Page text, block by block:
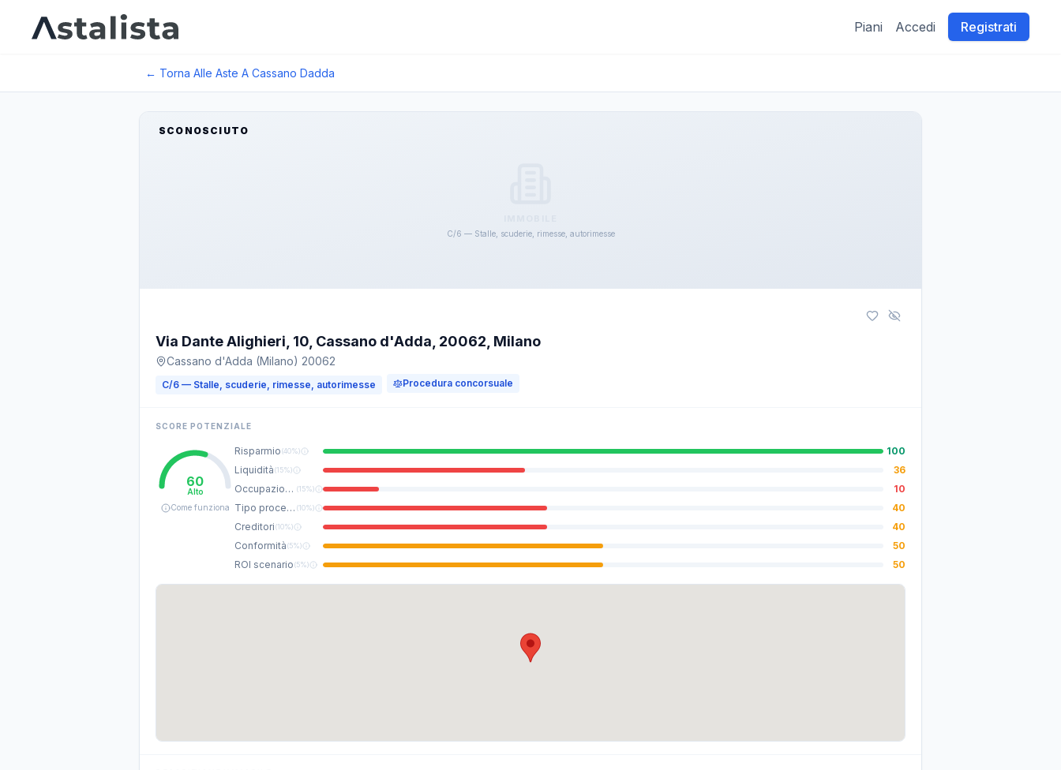
Piani Accedi Registrati
← Torna Alle Aste A Cassano Dadda
C/6 — Stalle, scuderie, rimesse, autorimesse
SCONOSCIUTO
Via Dante Alighieri, 10, Cassano d'Adda, 20062, Milano
Cassano d'Adda (Milano) 20062
C/6 — Stalle, scuderie, rimesse, autorimesse Procedura concorsuale
SCORE POTENZIALE
60
Alto
Come funziona
Risparmio(40%)
100
Liquidità(15%)
36
Occupazione (15%)
10
Tipo procedura (10%)
40
Creditori(10%)
40
Conformità(5%)
50
ROI scenario(5%) 50